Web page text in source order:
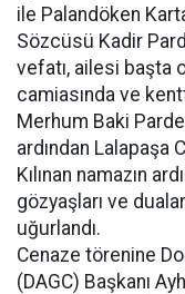
ile Palandöken
Sözcüsü Kadir
vefatı, ailesi başta
camiasında ve
Merhum Baki
ardından Lalapaşa
Kılınan namazın
gözyaşları ve
uğurlandı.
Cenaze törenine
(DAGC) Başkanı